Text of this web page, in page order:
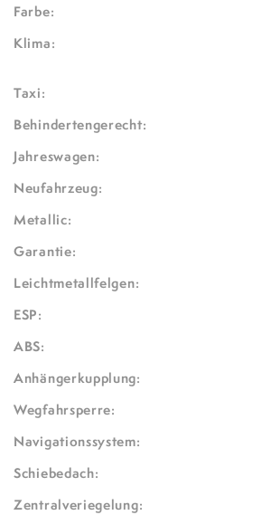
Farbe:
Klima:
Taxi:
Behindertengerecht:
Jahreswagen:
Neufahrzeug:
Metallic:
Garantie:
Leichtmetallfelgen:
ESP:
ABS:
Anhängerkupplung:
Wegfahrsperre:
Navigationssystem:
Schiebedach:
Zentralveriegelung: